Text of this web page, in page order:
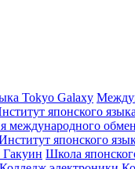
Tokyo Galaxy
японского
международного
японского
Школа